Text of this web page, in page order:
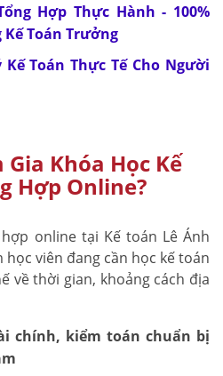
Hợp Thực Hành - 100%
Kế Toán Trưởng
Toán Thực Tế Cho Người
Khóa Học Kế
Hợp Online?
online tại Kế toán Lê Ánh
viên đang cần học kế toán
về thời gian, khoảng cách địa
chính, kiểm toán chuẩn bị